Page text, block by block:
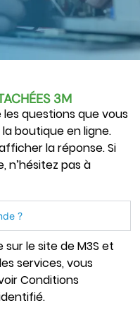
3M
questions que vous
boutique en ligne.
la réponse. Si
n’hésitez pas à
?
le site de M3S et
services, vous
Conditions